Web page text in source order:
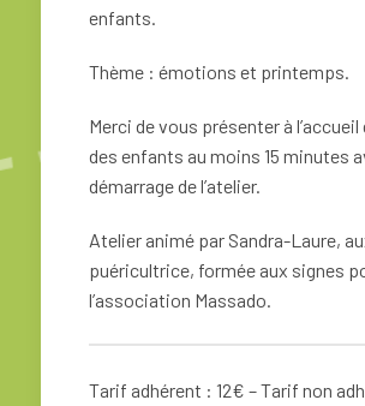
enfants.
Thème : émotions et printemps.
Merci de vous présenter à l’accueil
des enfants au moins 15 minutes
démarrage de l’atelier.
Atelier animé par Sandra-Laure,
puéricultrice, formée aux signes
l’association Massado.
Tarif adhérent : 12€ – Tarif non